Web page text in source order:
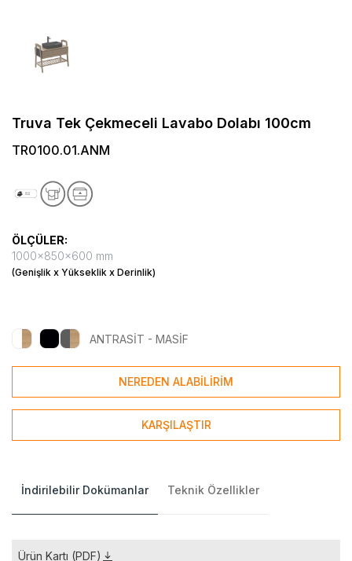
Truva Tek Çekmeceli Lavabo Dolabı 100cm
TR0100.01.ANM
ÖLÇÜLER:
1000x850x600 mm
(Genişlik x Yükseklik x Derinlik)
ANTRASİT - MASİF
NEREDEN ALABİLİRİM
KARŞILAŞTIR
İndirilebilir Dokümanlar Teknik Özellikler
Ürün Kartı (PDF)